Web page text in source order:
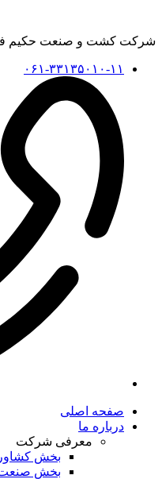
شرکت کشت و صنعت حکیم
۰۶۱-۳۳۱۳۵۰۱۰-۱۱
صفحه اصلی
درباره ما
معرفی شرکت
بخش
بخش